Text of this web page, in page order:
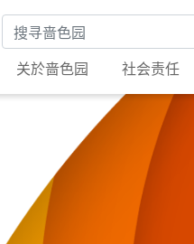
搜寻关键字
关於啬色园
社会责任